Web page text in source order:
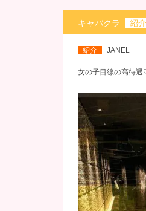
神田・秋葉原 (2)
府中・調布・烏山
カウンターレディ (6)
ヘアメ無料 (13)
ノルマなし (45)
今すぐ体入 (13)
NEWOPEN (5)
ロッカー完備 (31)
夕方・夜【17～22時】 (56)
キャバクラ 紹介
紹介 JANEL
女の子目線の高待遇